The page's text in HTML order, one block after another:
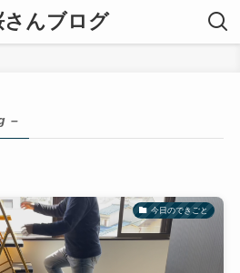
さんブログ
–
今日のできごと